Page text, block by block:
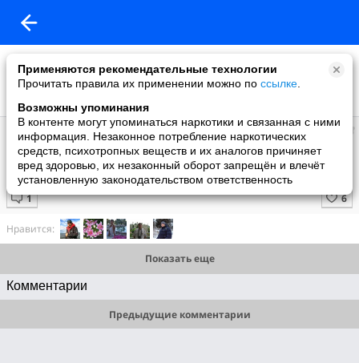
Применяются рекомендательные технологии
Прочитать правила их применении можно по ссылке
Возможны упоминания
В контенте могут упоминаться наркотики и связанная с ними
информация. Незаконное потребление наркотических
средств, психотропных веществ и их аналогов причиняет
вред здоровью, их незаконный оборот запрещён и влечёт
установленную законодательством ответственность
Александр
добавил видео
05.01.2013
MVI 3006
Нравится:
Показать еще
Комментарии
Предыдущие комментарии